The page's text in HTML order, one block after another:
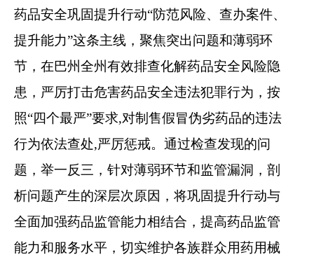
药品安全巩固提升行动“防范风险、查办案件、
提升能力”这条主线，聚焦突出问题和薄弱环
节，在巴州全州有效排查化解药品安全风险隐
患，严厉打击危害药品安全违法犯罪行为，按
照“四个最严”要求,对制售假冒伪劣药品的违法
行为依法查处,严厉惩戒。通过检查发现的问
题，举一反三，针对薄弱环节和监管漏洞，剖
析问题产生的深层次原因，将巩固提升行动与
全面加强药品监管能力相结合，提高药品监管
能力和服务水平，切实维护各族群众用药用械